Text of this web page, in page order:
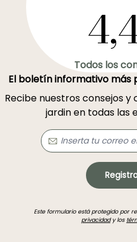
Todos los
El boletín informativo más
Recibe nuestros consejos
jardin en todas las
Este formulario está protegido por
privacidady los